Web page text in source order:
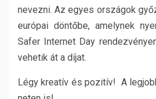
nevezni. Az egyes országok
európai döntőbe, amelynek
Safer Internet Day
vehetik át a díjat.
Légy kreatív és pozitív! A